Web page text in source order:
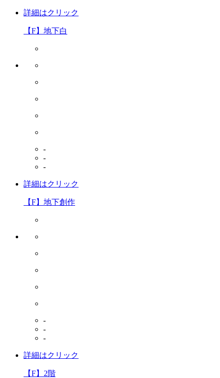
詳細はクリック
【F】地下白
-
-
-
詳細はクリック
【F】地下創作
-
-
-
詳細はクリック
【F】2階